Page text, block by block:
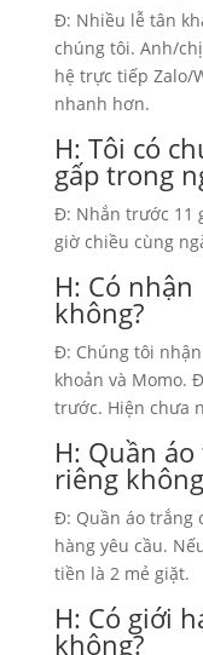
Đ: Nhiều lễ tân
chúng tôi. Anh/
hệ trực tiếp Zalo/
nhanh hơn.
H: Tôi có
gấp trong
Đ: Nhắn trước 11
giờ chiều cùng
H: Có
không?
Đ: Chúng tôi nhận
khoản và Momo.
trước. Hiện chưa
H: Quần
riêng
Đ: Quần áo trắng
hàng yêu cầu.
tiền là 2 mẻ giặt.
H: Có giới
không?